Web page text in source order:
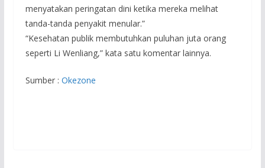
menyatakan peringatan dini ketika mereka melihat
tanda-tanda penyakit menular.”
“Kesehatan publik membutuhkan puluhan juta orang
seperti Li Wenliang,” kata satu komentar lainnya.
Sumber : Okezone